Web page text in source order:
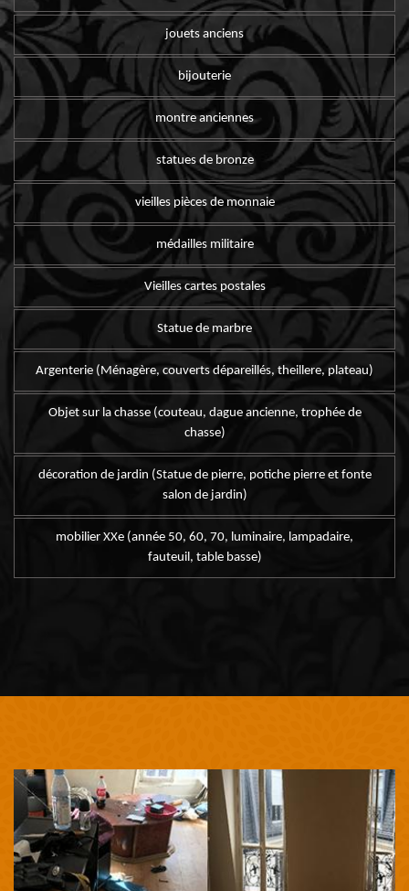
jouets anciens
bijouterie
montre anciennes
statues de bronze
vieilles pièces de monnaie
médailles militaire
Vieilles cartes postales
Statue de marbre
Argenterie (Ménagère, couverts dépareillés, theillere, plateau)
Objet sur la chasse (couteau, dague ancienne, trophée de
chasse)
décoration de jardin (Statue de pierre, potiche pierre et fonte
salon de jardin)
mobilier XXe (année 50, 60, 70, luminaire, lampadaire,
fauteuil, table basse)